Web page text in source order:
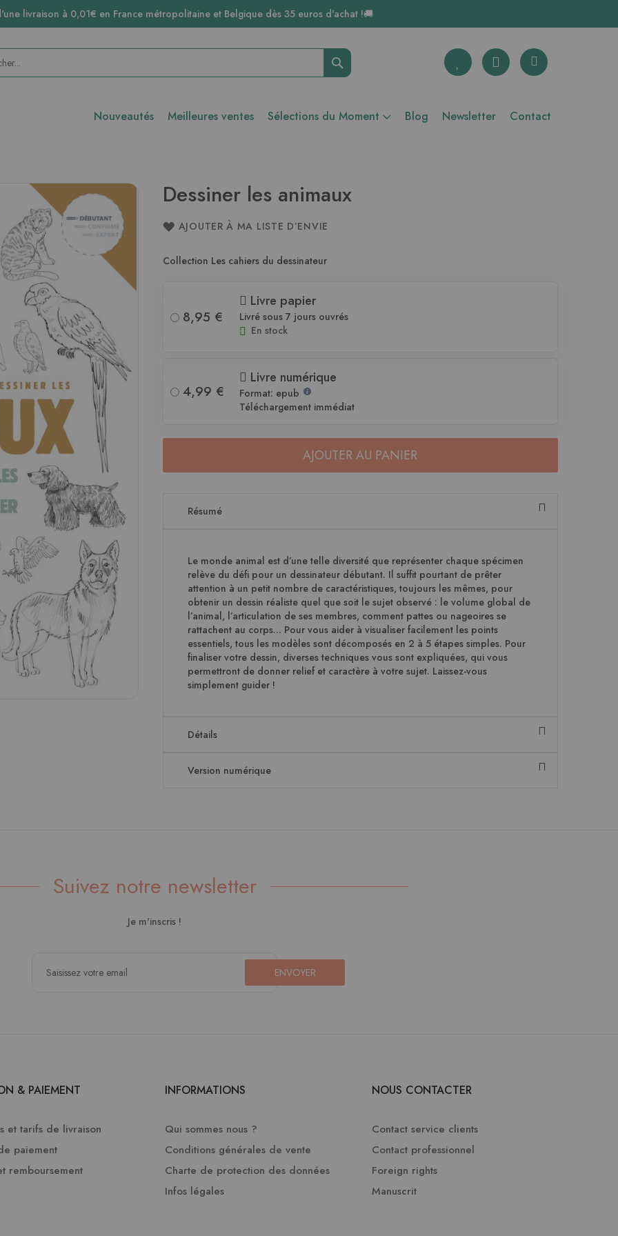
livraison à 0,01€ en France métropolitaine et Belgique dès 35 euros d'achat !🚚
Rechercher
Nouveautés Meilleures ventes Sélections du Moment Blog Newsletter Contact
Dessiner les animaux
AJOUTER À MA LISTE D’ENVIE
Collection Les cahiers du dessinateur
8,95 €
Livre papier
Livré sous 7 jours ouvrés
En stock
4,99 €
Livre numérique
Format: epub
Téléchargement immédiat
AJOUTER AU PANIER
Résumé
Le monde animal est d’une telle diversité que représenter chaque spécimen
relève du défi pour un dessinateur débutant. Il suffit pourtant de prêter
attention à un petit nombre de caractéristiques, toujours les mêmes, pour
obtenir un dessin réaliste quel que soit le sujet observé : le volume global de
l’animal, l’articulation de ses membres, comment pattes ou nageoires se
rattachent au corps... Pour vous aider à visualiser facilement les points
essentiels, tous les modèles sont décomposés en 2 à 5 étapes simples. Pour
finaliser votre dessin, diverses techniques vous sont expliquées, qui vous
permettront de donner relief et caractère à votre sujet. Laissez-vous
simplement guider !
Détails
Version numérique
Suivez notre newsletter
Je m'inscris !
ENVOYER
& PAIEMENT
et tarifs de livraison
paiement
remboursement
INFORMATIONS
Qui sommes nous ?
Conditions générales de vente
Charte de protection des données
Infos légales
NOUS CONTACTER
Contact service clients
Contact professionnel
Foreign rights
Manuscrit